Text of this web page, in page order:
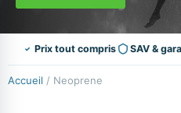
Prix tout compris SAV &
Accueil / Neoprene